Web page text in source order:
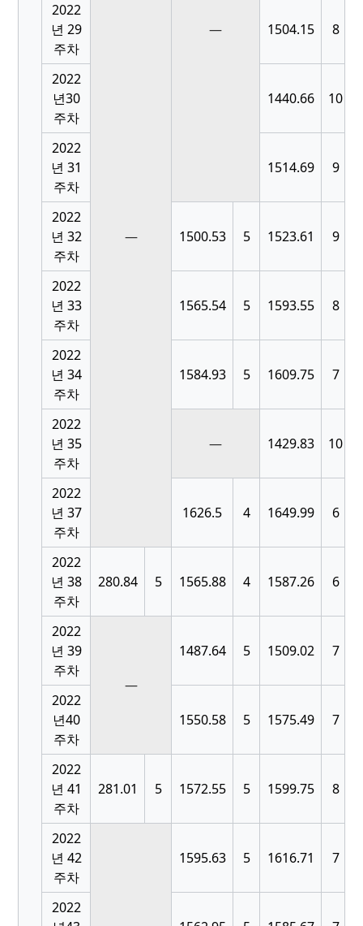
—
—
2022
년 29
주차
1504.15 8
2022
년30
주차
1440.66 10
2022
년 31
주차
1514.69 9
2022
년 32
주차
1500.53 5 1523.61 9
2022
년 33
주차
1565.54 5 1593.55 8
2022
년 34
주차
1584.93 5 1609.75 7
2022
년 35
주차
— 1429.83 10
2022
년 37
주차
1626.5 4 1649.99 6
2022
년 38
주차
280.84 5 1565.88 4 1587.26 6
2022
년 39
주차
—
1487.64 5 1509.02 7
2022
년40
주차
1550.58 5 1575.49 7
2022
년 41
주차
281.01 5 1572.55 5 1599.75 8
2022
년 42
주차
1595.63 5 1616.71 7
2022